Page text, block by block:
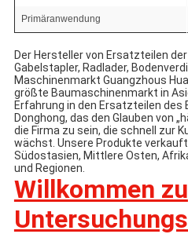
Primäranwendung
Der Hersteller von Ersatzteilen
Gabelstapler, Radlader,
Maschinenmarkt Guangzhous
größte Baumaschinenmarkt in
Erfahrung in den Ersatzteilen des
Donghong, das den Glauben von
die Firma zu sein, die schnell zur
wächst. Unsere Produkte
Südostasien, Mittlere Osten,
und Regionen.
Willkommen zu